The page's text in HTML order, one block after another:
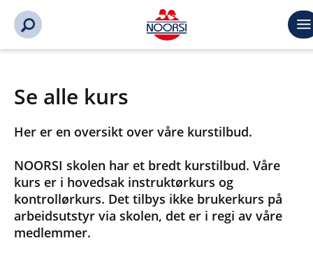
Se alle kurs
Her er en oversikt over våre kurstilbud.
NOORSI skolen har et bredt kurstilbud. Våre
kurs er i hovedsak instruktørkurs og
kontrollørkurs. Det tilbys ikke brukerkurs på
arbeidsutstyr via skolen, det er i regi av våre
medlemmer.